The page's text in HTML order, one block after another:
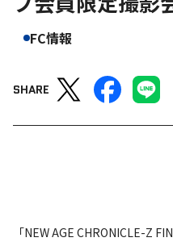
FC情報
SHARE
「NEW AGE CHRONICLE-Z